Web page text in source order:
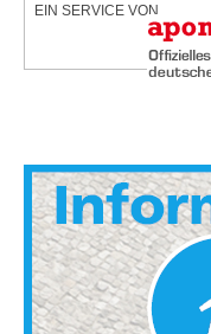
EIN SERVICE VON